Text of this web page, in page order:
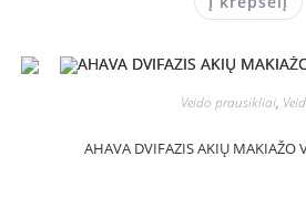
Veido prausikliai,
AHAVA DVIFAZIS AKIŲ MAKIAŽO